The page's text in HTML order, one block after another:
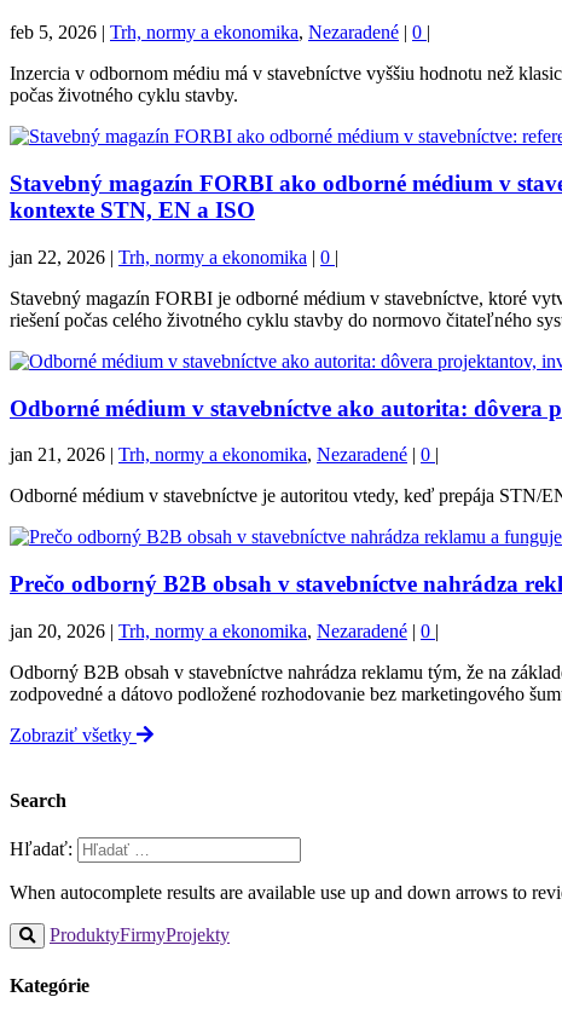
feb 5, 2026 | Trh, normy a ekonomika, Nezaradené | 0 |
Inzercia v odbornom médiu má v stavebníctve vyššiu hodnotu než
počas životného cyklu stavby.
Stavebný magazín FORBI ako odborné médium v
kontexte STN, EN a ISO
jan 22, 2026 | Trh, normy a ekonomika | 0 |
Stavebný magazín FORBI je odborné médium v stavebníctve, ktoré
riešení počas celého životného cyklu stavby do normovo čitateľného
Odborné médium v stavebníctve ako autorita: dôvera
jan 21, 2026 | Trh, normy a ekonomika, Nezaradené | 0 |
Odborné médium v stavebníctve je autoritou vtedy, keď prepája STN/
Prečo odborný B2B obsah v stavebníctve nahrádza
jan 20, 2026 | Trh, normy a ekonomika, Nezaradené | 0 |
Odborný B2B obsah v stavebníctve nahrádza reklamu tým, že na
zodpovedné a dátovo podložené rozhodovanie bez marketingového
Zobraziť všetky
Search
Hľadať:
When autocomplete results are available use up and down arrows to
ProduktyFirmyProjekty
Kategórie